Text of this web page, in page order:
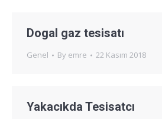
Dogal gaz tesisatı
Genel By emre 22 Kasım 2018
Yakacıkda Tesisatcı